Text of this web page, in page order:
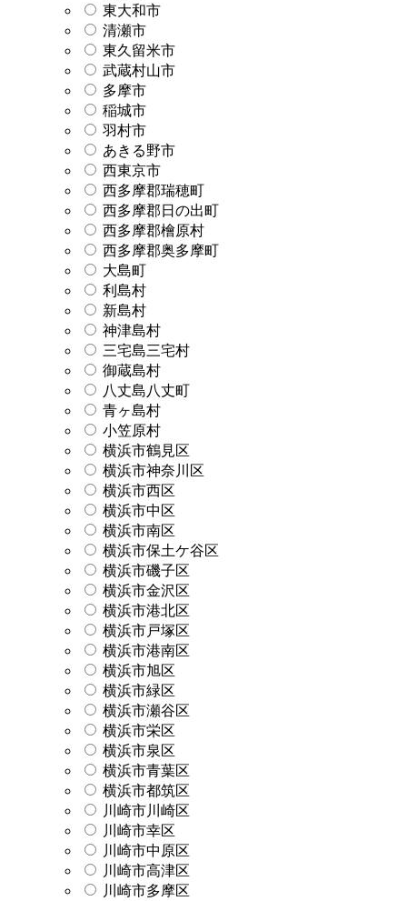
東大和市
清瀬市
東久留米市
武蔵村山市
多摩市
稲城市
羽村市
あきる野市
西東京市
西多摩郡瑞穂町
西多摩郡日の出町
西多摩郡檜原村
西多摩郡奥多摩町
大島町
利島村
新島村
神津島村
三宅島三宅村
御蔵島村
八丈島八丈町
青ヶ島村
小笠原村
横浜市鶴見区
横浜市神奈川区
横浜市西区
横浜市中区
横浜市南区
横浜市保土ケ谷区
横浜市磯子区
横浜市金沢区
横浜市港北区
横浜市戸塚区
横浜市港南区
横浜市旭区
横浜市緑区
横浜市瀬谷区
横浜市栄区
横浜市泉区
横浜市青葉区
横浜市都筑区
川崎市川崎区
川崎市幸区
川崎市中原区
川崎市高津区
川崎市多摩区